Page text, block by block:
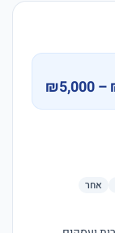
₪5,000 –
אחר